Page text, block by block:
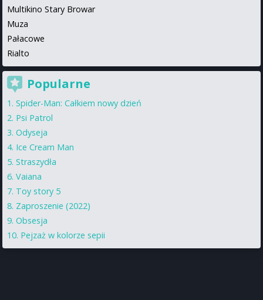
Multikino Stary Browar
Muza
Pałacowe
Rialto
Popularne
Spider-Man: Całkiem nowy dzień
Psi Patrol
Odyseja
Ice Cream Man
Straszydła
Vaiana
Toy story 5
Zaproszenie (2022)
Obsesja
Pejzaż w kolorze sepii